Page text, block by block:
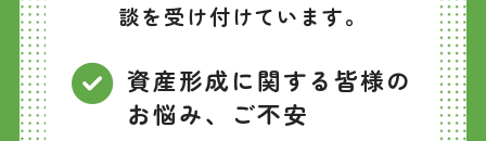
談を受け付けています。
資産形成に関する皆様の
お悩み、ご不安